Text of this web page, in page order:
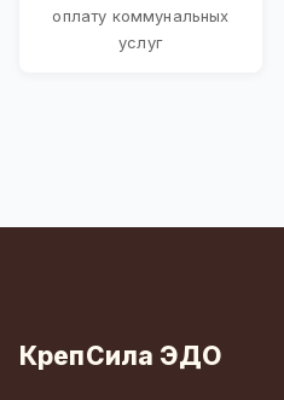
оплату коммунальных
услуг
КрепСила ЭДО